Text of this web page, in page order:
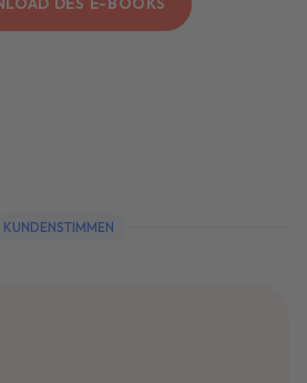
KUNDENSTIMMEN